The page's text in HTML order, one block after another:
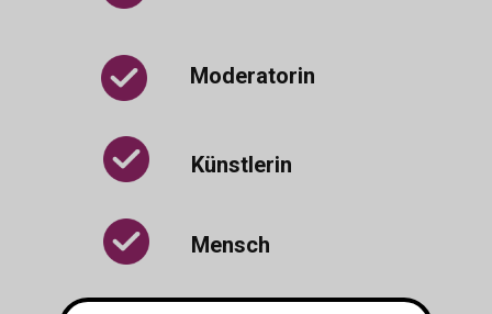
Moderatorin
Künstlerin
Mensch